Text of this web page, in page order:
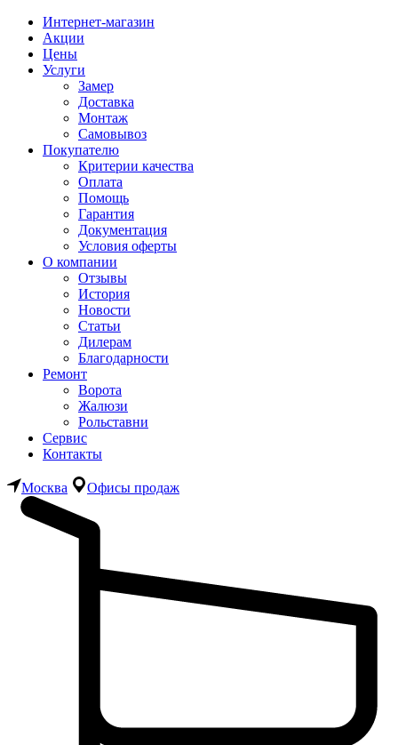
Интернет-магазин
Акции
Цены
Услуги
Замер
Доставка
Монтаж
Самовывоз
Покупателю
Критерии качества
Оплата
Помощь
Гарантия
Документация
Условия оферты
О компании
Отзывы
История
Новости
Статьи
Дилерам
Благодарности
Ремонт
Ворота
Жалюзи
Рольставни
Сервис
Контакты
Москва Офисы продаж